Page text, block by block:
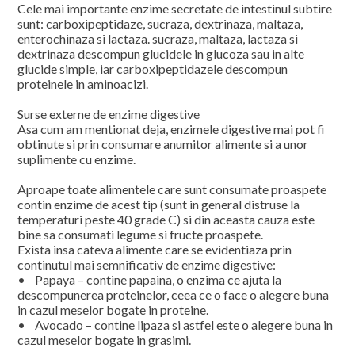
Cele mai importante enzime secretate de intestinul subtire
sunt: carboxipeptidaze, sucraza, dextrinaza, maltaza,
enterochinaza si lactaza. sucraza, maltaza, lactaza si
dextrinaza descompun glucidele in glucoza sau in alte
glucide simple, iar carboxipeptidazele descompun
proteinele in aminoacizi.
Surse externe de enzime digestive
Asa cum am mentionat deja, enzimele digestive mai pot fi
obtinute si prin consumare anumitor alimente si a unor
suplimente cu enzime.
Aproape toate alimentele care sunt consumate proaspete
contin enzime de acest tip (sunt in general distruse la
temperaturi peste 40 grade C) si din aceasta cauza este
bine sa consumati legume si fructe proaspete.
Exista insa cateva alimente care se evidentiaza prin
continutul mai semnificativ de enzime digestive:
• Papaya – contine papaina, o enzima ce ajuta la
descompunerea proteinelor, ceea ce o face o alegere buna
in cazul meselor bogate in proteine.
• Avocado – contine lipaza si astfel este o alegere buna in
cazul meselor bogate in grasimi.